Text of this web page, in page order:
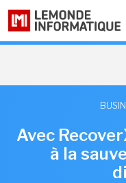
Avec
à la